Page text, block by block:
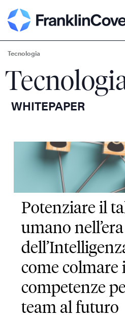
Tecnologia
WHITEPAPER
Potenziare il
umano nell’era
come colmare
competenze
team al futuro